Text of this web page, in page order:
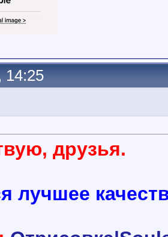
14:25
друзья.
лучшее